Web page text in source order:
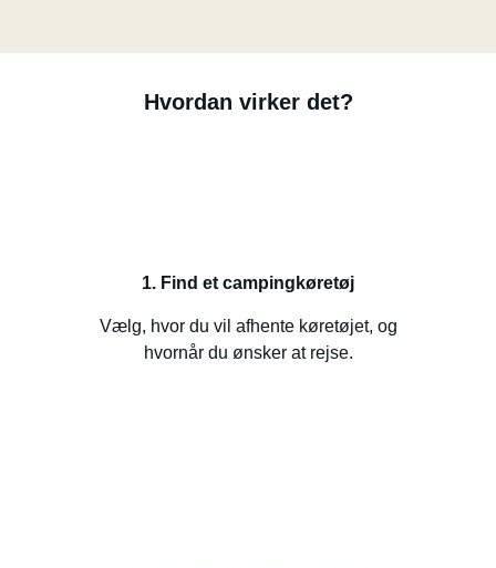
Hvordan virker det?
1. Find et campingkøretøj
Vælg, hvor du vil afhente køretøjet, og
hvornår du ønsker at rejse.